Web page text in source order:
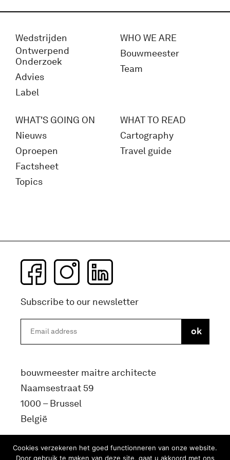
Wedstrijden
Ontwerpend
Onderzoek
Advies
Label
WHO WE ARE
Bouwmeester
Team
WHAT'S GOING ON
Nieuws
Oproepen
Factsheet
Topics
WHAT TO READ
Cartography
Travel guide
Subscribe to our newsletter
bouwmeester maitre architecte
Naamsestraat 59
1000 – Brussel
België
info@bma.brussels
Cookies verzekeren het goed functionneren van onze website.
Door gebruik te maken van deze site, gaat u akkoord met ons